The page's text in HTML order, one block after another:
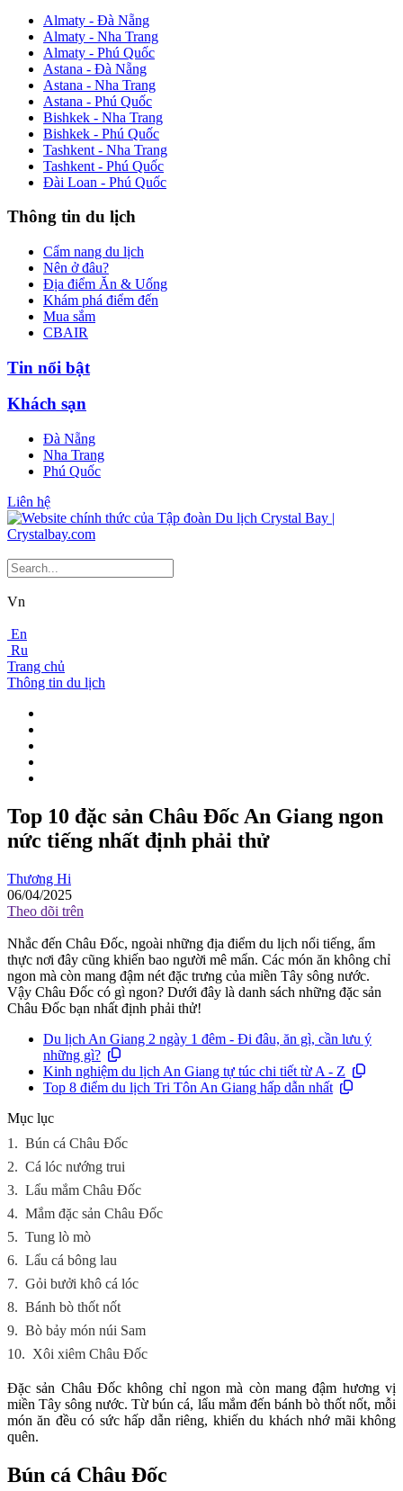
Almaty - Đà Nẵng
Almaty - Nha Trang
Almaty - Phú Quốc
Astana - Đà Nẵng
Astana - Nha Trang
Astana - Phú Quốc
Bishkek - Nha Trang
Bishkek - Phú Quốc
Tashkent - Nha Trang
Tashkent - Phú Quốc
Đài Loan - Phú Quốc
Thông tin du lịch
Cẩm nang du lịch
Nên ở đâu?
Địa điểm Ăn & Uống
Khám phá điểm đến
Mua sắm
CBAIR
Tin nổi bật
Khách sạn
Đà Nẵng
Nha Trang
Phú Quốc
Liên hệ
Vn
En
Ru
Trang chủ
Thông tin du lịch
Top 10 đặc sản Châu Đốc An Giang ngon
nức tiếng nhất định phải thử
Thương Hi
06/04/2025
Theo dõi trên
Nhắc đến Châu Đốc, ngoài những địa điểm du lịch nổi tiếng, ẩm
thực nơi đây cũng khiến bao người mê mẩn. Các món ăn không chỉ
ngon mà còn mang đậm nét đặc trưng của miền Tây sông nước.
Vậy Châu Đốc có gì ngon? Dưới đây là danh sách những đặc sản
Châu Đốc bạn nhất định phải thử!
Du lịch An Giang 2 ngày 1 đêm - Đi đâu, ăn gì, cần lưu ý
những gì?
Kinh nghiệm du lịch An Giang tự túc chi tiết từ A - Z
Top 8 điểm du lịch Tri Tôn An Giang hấp dẫn nhất
Mục lục
1. Bún cá Châu Đốc
2. Cá lóc nướng trui
3. Lẩu mắm Châu Đốc
4. Mắm đặc sản Châu Đốc
5. Tung lò mò
6. Lẩu cá bông lau
7. Gỏi bưởi khô cá lóc
8. Bánh bò thốt nốt
9. Bò bảy món núi Sam
10. Xôi xiêm Châu Đốc
Đặc sản Châu Đốc không chỉ ngon mà còn mang đậm hương vị
miền Tây sông nước. Từ bún cá, lẩu mắm đến bánh bò thốt nốt, mỗi
món ăn đều có sức hấp dẫn riêng, khiến du khách nhớ mãi không
quên.
Bún cá Châu Đốc